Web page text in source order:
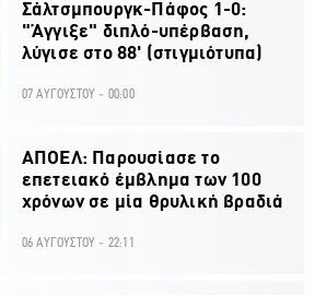
Σάλτσμπουργκ-Πάφος 1-0:
"Άγγιξε" διπλό-υπέρβαση,
λύγισε στο 88' (στιγμιότυπα)
07 ΑΥΓΟΥΣΤΟΥ - 00:00
ΑΠΟΕΛ: Παρουσίασε το
επετειακό έμβλημα των 100
χρόνων σε μία θρυλική βραδιά
06 ΑΥΓΟΥΣΤΟΥ - 22:11